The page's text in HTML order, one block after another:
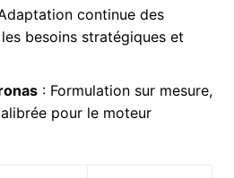
continue des
besoins stratégiques et
: Formulation sur mesure,
pour le moteur